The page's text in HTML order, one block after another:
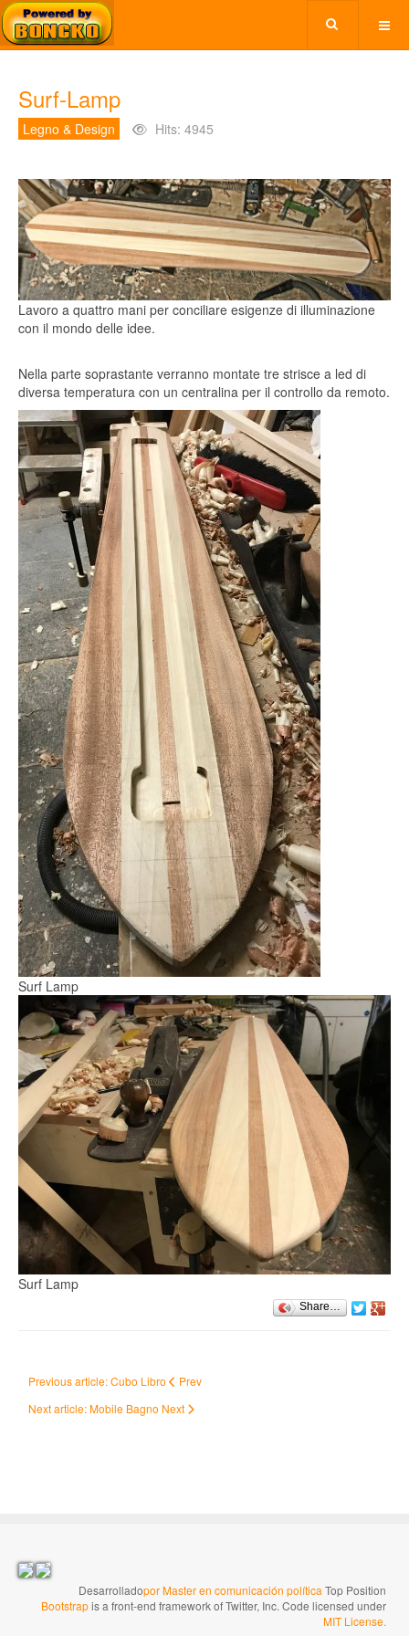
Surf-Lamp
Legno & Design Hits: 4945
Lavoro a quattro mani per conciliare esigenze di illuminazione
con il mondo delle idee.
Nella parte soprastante verranno montate tre strisce a led di
diversa temperatura con un centralina per il controllo da remoto.
Surf Lamp
Surf Lamp
Share…
Previous article: Cubo Libro
Prev
Next article: Mobile Bagno Next
Desarrolladopor Master en comunicación política Top Position
Bootstrapis a front-end framework of Twitter, Inc. Code licensed under
MIT License.